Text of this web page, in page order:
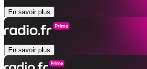
En savoir plus
En savoir plus